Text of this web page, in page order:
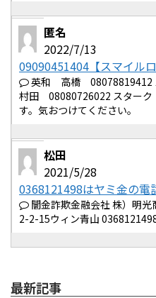
匿名
2022/7/13
09090451404【スマイル
英和 高橋 08078819412
村田 08080726022 スター
す。気おつけてください。
松田
2021/5/28
0368121498はヤミ金の電
闇金詐欺金融会社 株）明
2-2-15ウィン青山
最新記事